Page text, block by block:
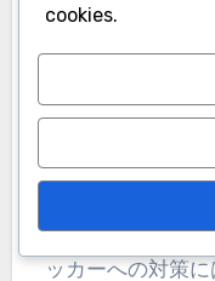
度が向上する一方
表示されないこと
ことで、サイト
ンツの質が低下す
は、広告のない
高いコンテンツ
ます。 広告ブロ
ッカーへの対策
cookies.